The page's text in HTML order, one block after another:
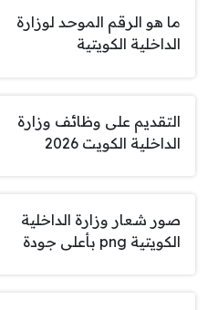
ما هو الرقم الموحد لوزارة
الداخلية الكويتية
التقديم على وظائف وزارة
الداخلية الكويت 2026
صور شعار وزارة الداخلية
الكويتية png بأعلى جودة